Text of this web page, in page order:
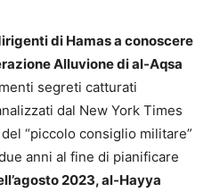
di Hamas a conoscere
Alluvione di al-Aqsa
segreti catturati
dal New York Times
“piccolo consiglio militare”
anni al fine di pianificare
2023, al-Hayya